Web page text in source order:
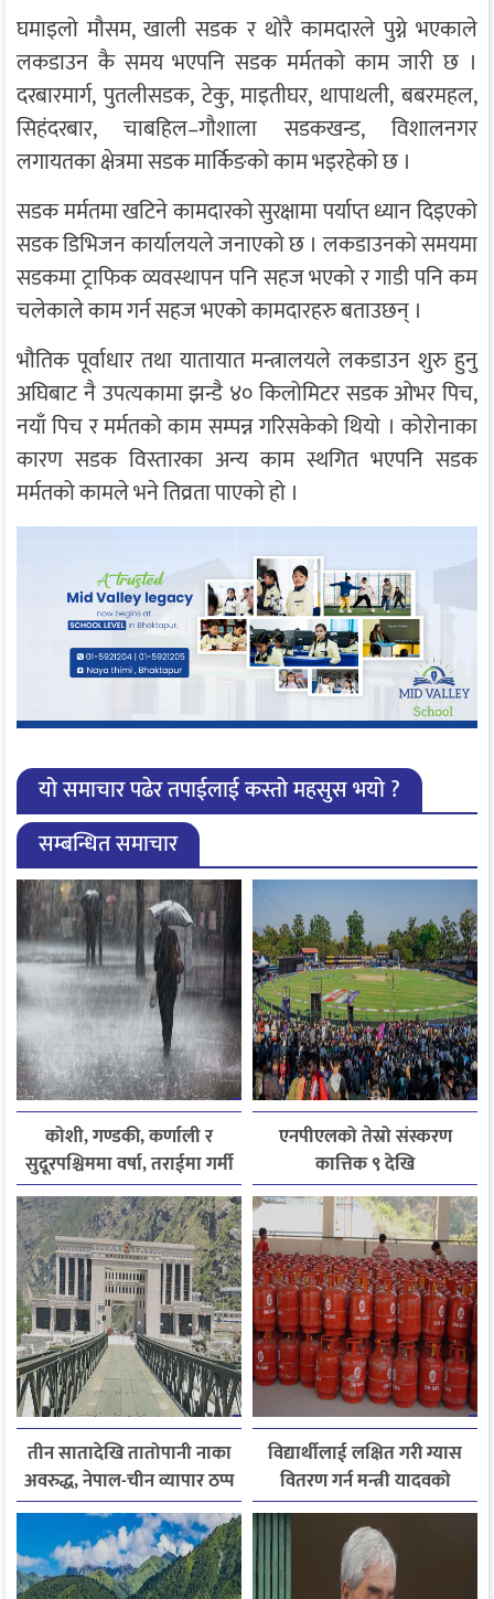
घमाइलो मौसम, खाली सडक र थोरै कामदारले पुग्ने भएकाले
लकडाउन कै समय भएपनि सडक मर्मतको काम जारी छ ।
दरबारमार्ग, पुतलीसडक, टेकु, माइतीघर, थापाथली, बबरमहल,
सिहंदरबार, चाबहिल–गौशाला सडकखन्ड, विशालनगर
लगायतका क्षेत्रमा सडक मार्किङको काम भइरहेको छ ।
सडक मर्मतमा खटिने कामदारको सुरक्षामा पर्याप्त ध्यान दिइएको
सडक डिभिजन कार्यालयले जनाएको छ । लकडाउनको समयमा
सडकमा ट्राफिक व्यवस्थापन पनि सहज भएको र गाडी पनि कम
चलेकाले काम गर्न सहज भएको कामदारहरु बताउछन् ।
भौतिक पूर्वाधार तथा यातायात मन्त्रालयले लकडाउन शुरु हुनु
अघिबाट नै उपत्यकामा झन्डै ४० किलोमिटर सडक ओभर पिच,
नयाँ पिच र मर्मतको काम सम्पन्न गरिसकेको थियो । कोरोनाका
कारण सडक विस्तारका अन्य काम स्थगित भएपनि सडक
मर्मतको कामले भने तिव्रता पाएको हो ।
यो समाचार पढेर तपाईलाई कस्तो महसुस भयो ?
सम्बन्धित समाचार
कोशी, गण्डकी, कर्णाली र
सुदूरपश्चिममा वर्षा, तराईमा गर्मी
बढ्ने अनुमान
एनपीएलको तेस्रो संस्करण
कात्तिक ९ देखि
तीन सातादेखि तातोपानी नाका
अवरुद्ध, नेपाल-चीन व्यापार ठप्प
विद्यार्थीलाई लक्षित गरी ग्यास
वितरण गर्न मन्त्री यादवको
निर्देशन